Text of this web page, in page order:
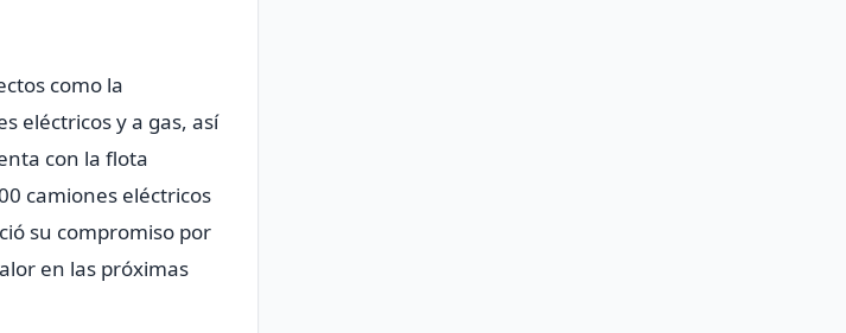
como la
eléctricos y a gas, así
con la flota
camiones eléctricos
su compromiso por
en las próximas